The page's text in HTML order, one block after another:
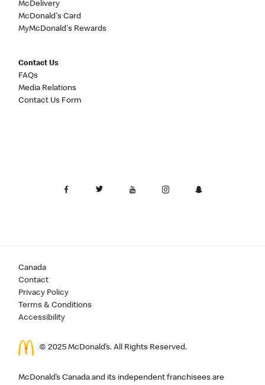
McDelivery
McDonald's Card
MyMcDonald's Rewards
Contact Us
FAQs
Media Relations
Contact Us Form
Canada
Contact
Privacy Policy
Terms & Conditions
Accessibility
© 2025 McDonald’s. All Rights Reserved.
McDonald’s Canada and its independent franchisees are